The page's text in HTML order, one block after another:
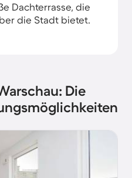
Dachterrasse, die
die Stadt bietet.
Die